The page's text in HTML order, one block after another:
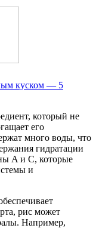
куском — 5
который не
его
много воды, что
гидратации
A и C, которые
и
рис может
Например,